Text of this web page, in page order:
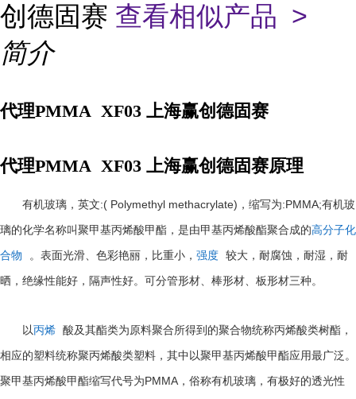
创德固赛 查看相似产品 >
简介
代理PMMA XF03 上海赢创德固赛
代理PMMA XF03 上海赢创德固赛原理
有机玻璃，英文:( Polymethyl methacrylate) ，缩写为:PMMA;有机玻
璃的化学名称叫聚甲基丙烯酸甲酯，是由甲基丙烯酸酯聚合成的高分子化
合物 。表面光滑、色彩艳丽，比重小， 强度 较大，耐腐蚀，耐湿，耐
晒，绝缘性能好，隔声性好。可分管形材、棒形材、板形材三种。
以丙烯 酸及其酯类为原料聚合所得到的聚合物统称丙烯酸类树酯，
相应的塑料统称聚丙烯酸类塑料，其中以聚甲基丙烯酸甲酯应用最广泛。
聚甲基丙烯酸甲酯缩写代号为PMMA，俗称有机玻璃，有极好的透光性